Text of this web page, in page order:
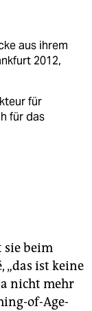
aus ihrem
2012,
für
für das
sie beim
„das ist keine
nicht mehr
of-Age-